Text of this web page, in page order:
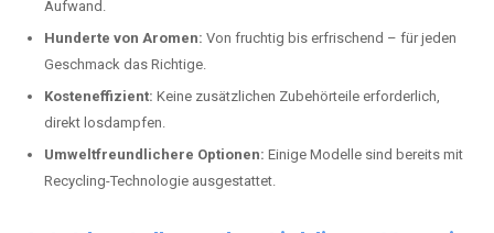
Aufwand.
Hunderte von Aromen: Von fruchtig bis erfrischend – für jeden
Geschmack das Richtige.
Kosteneffizient: Keine zusätzlichen Zubehörteile erforderlich,
direkt losdampfen.
Umweltfreundlichere Optionen: Einige Modelle sind bereits mit
Recycling-Technologie ausgestattet.